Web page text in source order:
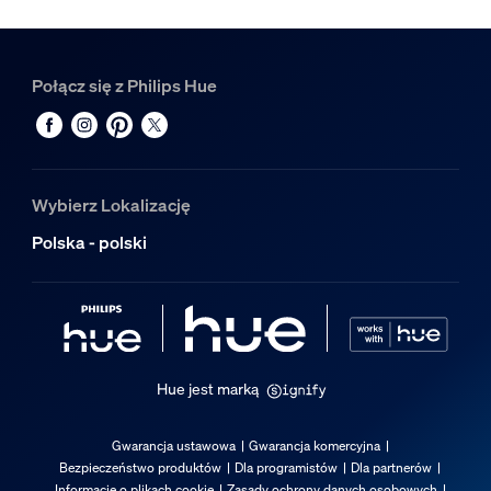
Hue White and color ambiance Cylindryczny reflektor
Hue Łącznik narożny zewnętrzny Perifo
Hue Złącze proste Perifo
1
Połącz się z Philips Hue
Wybierz Lokalizację
Polska - polski
Hue jest marką
Gwarancja ustawowa
Gwarancja komercyjna
Bezpieczeństwo produktów
Dla programistów
Dla partnerów